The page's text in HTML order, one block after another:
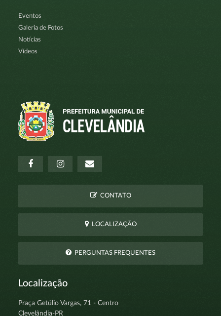
Eventos
Galeria de Fotos
Notícias
Vídeos
CONTATO
LOCALIZAÇÃO
PERGUNTAS FREQUENTES
Localização
Praça Getúlio Vargas, 71 - Centro
Clevelândia-PR